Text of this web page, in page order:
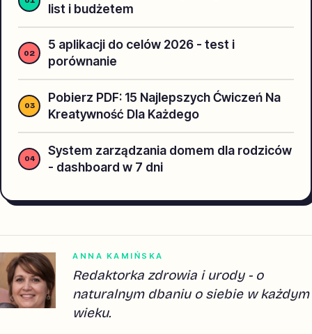
list i budżetem
5 aplikacji do celów 2026 - test i
porównanie
Pobierz PDF: 15 Najlepszych Ćwiczeń Na
Kreatywność Dla Każdego
System zarządzania domem dla rodziców
- dashboard w 7 dni
ANNA KAMIŃSKA
Redaktorka zdrowia i urody - o
naturalnym dbaniu o siebie w każdym
wieku.